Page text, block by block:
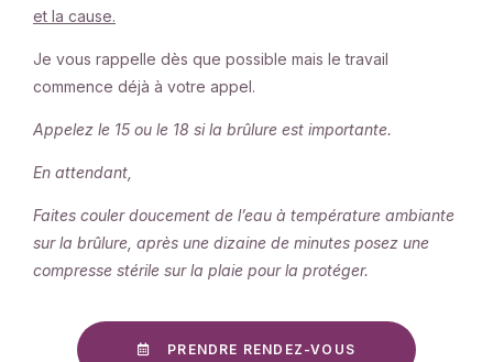
et la cause.
Je vous rappelle dès que possible mais le travail
commence déjà à votre appel.
Appelez le 15 ou le 18 si la brûlure est importante.
En attendant,
Faites couler doucement de l’eau à température ambiante
sur la brûlure, après une dizaine de minutes posez une
compresse stérile sur la plaie pour la protéger.
PRENDRE RENDEZ-VOUS